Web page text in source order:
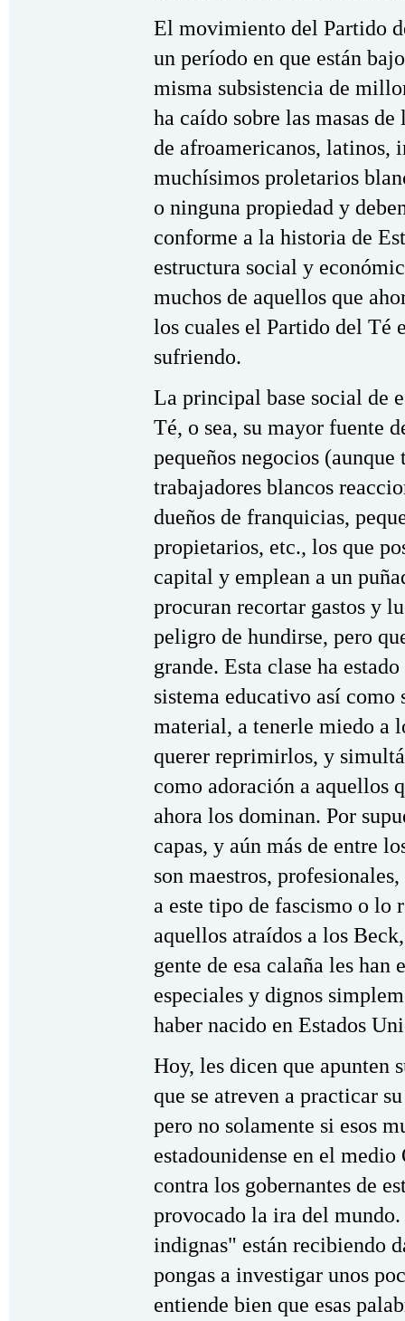
El movimiento del Partido
un período en que están
misma subsistencia de
ha caído sobre las masas
de afroamericanos, latinos,
muchísimos proletarios
o ninguna propiedad y
conforme a la historia de
estructura social y
muchos de aquellos que
los cuales el Partido del Té
sufriendo.
La principal base social de
Té, o sea, su mayor fuente
pequeños negocios
trabajadores blancos
dueños de franquicias,
propietarios, etc., los que
capital y emplean a un
procuran recortar gastos y
peligro de hundirse, pero
grande. Esta clase ha
sistema educativo así
material, a tenerle miedo a
querer reprimirlos, y
como adoración a aquellos
ahora los dominan. Por
capas, y aún más de entre
son maestros,
a este tipo de fascismo o lo
aquellos atraídos a los
gente de esa calaña les han
especiales y dignos
haber nacido en Estados
Hoy, les dicen que apunten
que se atreven a practicar
pero no solamente si esos
estadounidense en el
contra los gobernantes de
provocado la ira del
indignas" están recibiendo
pongas a investigar unos
entiende bien que esas